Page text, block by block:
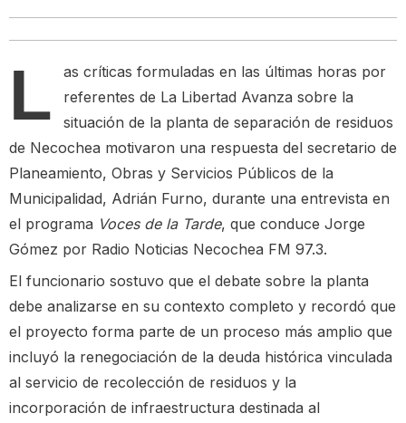
L
as críticas formuladas en las últimas horas por
referentes de La Libertad Avanza sobre la
situación de la planta de separación de residuos
de Necochea motivaron una respuesta del secretario de
Planeamiento, Obras y Servicios Públicos de la
Municipalidad, Adrián Furno, durante una entrevista en
el programa Voces de la Tarde, que conduce Jorge
Gómez por Radio Noticias Necochea FM 97.3.
El funcionario sostuvo que el debate sobre la planta
debe analizarse en su contexto completo y recordó que
el proyecto forma parte de un proceso más amplio que
incluyó la renegociación de la deuda histórica vinculada
al servicio de recolección de residuos y la
incorporación de infraestructura destinada al